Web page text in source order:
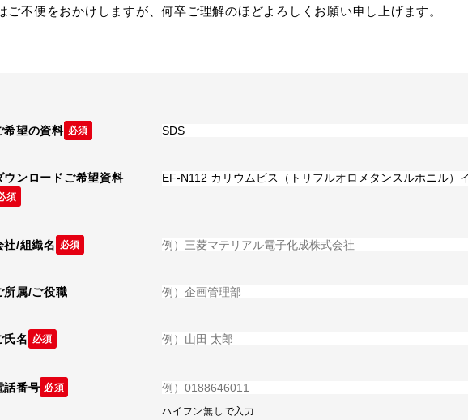
ご不便をおかけしますが、何卒ご理解のほどよろしくお願い申し上げます。
希望の資料 必須
ウンロードご希望資料
須
社/組織名 必須
所属/ご役職
氏名 必須
話番号 必須
ハイフン無しで入力